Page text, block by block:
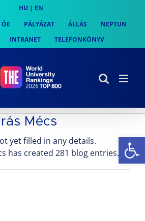
HU | EN
PÁLYÁZAT ÁLLÁS
NEPTUN
INTRANET TELEFONKÖNYV
Mécs
yet filled in any details.
has created 281 blog entries.